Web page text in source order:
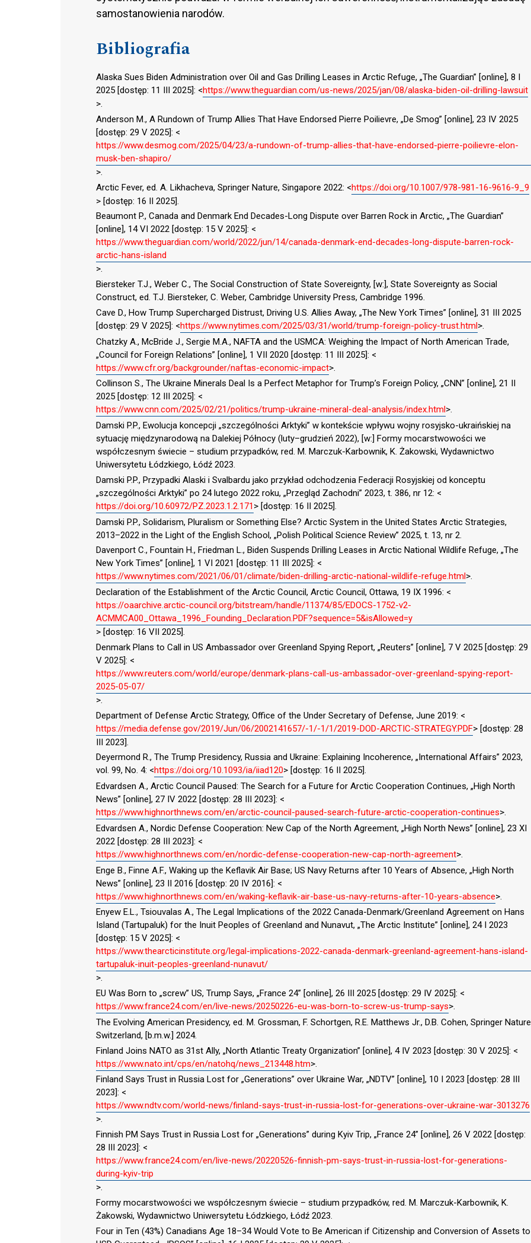
samostanowienia narodów.
Bibliografia
Alaska Sues Biden Administration over Oil and Gas Drilling Leases in Arctic Refuge, „The Guardian” [online], 8 I
2025 [dostęp: 11 III 2025]: <https://www.theguardian.com/us-news/2025/jan/08/alaska-biden-oil-drilling-lawsuit
>.
Anderson M., A Rundown of Trump Allies That Have Endorsed Pierre Poilievre, „De Smog” [online], 23 IV 2025
[dostęp: 29 V 2025]: <
https://www.desmog.com/2025/04/23/a-rundown-of-trump-allies-that-have-endorsed-pierre-poilievre-elon-
musk-ben-shapiro/
>.
Arctic Fever, ed. A. Likhacheva, Springer Nature, Singapore 2022: <https://doi.org/10.1007/978-981-16-9616-9_9
> [dostęp: 16 II 2025].
Beaumont P., Canada and Denmark End Decades-Long Dispute over Barren Rock in Arctic, „The Guardian”
[online], 14 VI 2022 [dostęp: 15 V 2025]: <
https://www.theguardian.com/world/2022/jun/14/canada-denmark-end-decades-long-dispute-barren-rock-
arctic-hans-island
>.
Biersteker T.J., Weber C., The Social Construction of State Sovereignty, [w:], State Sovereignty as Social
Construct, ed. T.J. Biersteker, C. Weber, Cambridge University Press, Cambridge 1996.
Cave D., How Trump Supercharged Distrust, Driving U.S. Allies Away, „The New York Times” [online], 31 III 2025
[dostęp: 29 V 2025]: <https://www.nytimes.com/2025/03/31/world/trump-foreign-policy-trust.html>.
Chatzky A., McBride J., Sergie M.A., NAFTA and the USMCA: Weighing the Impact of North American Trade,
„Council for Foreign Relations” [online], 1 VII 2020 [dostęp: 11 III 2025]: <
https://www.cfr.org/backgrounder/naftas-economic-impact>.
Collinson S., The Ukraine Minerals Deal Is a Perfect Metaphor for Trump’s Foreign Policy, „CNN” [online], 21 II
2025 [dostęp: 12 III 2025]: <
https://www.cnn.com/2025/02/21/politics/trump-ukraine-mineral-deal-analysis/index.html >.
Damski P.P., Ewolucja koncepcji „szczególności Arktyki” w kontekście wpływu wojny rosyjsko-ukraińskiej na
sytuację międzynarodową na Dalekiej Północy (luty–grudzień 2022), [w:] Formy mocarstwowości we
współczesnym świecie – studium przypadków, red. M. Marczuk-Karbownik, K. Żakowski, Wydawnictwo
Uniwersytetu Łódzkiego, Łódź 2023.
Damski P.P., Przypadki Alaski i Svalbardu jako przykład odchodzenia Federacji Rosyjskiej od konceptu
„szczególności Arktyki” po 24 lutego 2022 roku, „Przegląd Zachodni” 2023, t. 386, nr 12: <
https://doi.org/10.60972/PZ.2023.1.2.171> [dostęp: 16 II 2025].
Damski P.P., Solidarism, Pluralism or Something Else? Arctic System in the United States Arctic Strategies,
2013–2022 in the Light of the English School, „Polish Political Science Review” 2025, t. 13, nr 2.
Davenport C., Fountain H., Friedman L., Biden Suspends Drilling Leases in Arctic National Wildlife Refuge, „The
New York Times” [online], 1 VI 2021 [dostęp: 11 III 2025]: <
https://www.nytimes.com/2021/06/01/climate/biden-drilling-arctic-national-wildlife-refuge.html >.
Declaration of the Establishment of the Arctic Council, Arctic Council, Ottawa, 19 IX 1996: <
https://oaarchive.arctic-council.org/bitstream/handle/11374/85/EDOCS-1752-v2-
ACMMCA00_Ottawa_1996_Founding_Declaration.PDF?sequence=5&isAllowed=y
> [dostęp: 16 VII 2025].
Denmark Plans to Call in US Ambassador over Greenland Spying Report, „Reuters” [online], 7 V 2025 [dostęp: 29
V 2025]: <
https://www.reuters.com/world/europe/denmark-plans-call-us-ambassador-over-greenland-spying-report-
2025-05-07/
>.
Department of Defense Arctic Strategy, Office of the Under Secretary of Defense, June 2019: <
https://media.defense.gov/2019/Jun/06/2002141657/-1/-1/1/2019-DOD-ARCTIC-STRATEGY.PDF> [dostęp: 28
III 2023].
Deyermond R., The Trump Presidency, Russia and Ukraine: Explaining Incoherence, „International Affairs” 2023,
vol. 99, No. 4: <https://doi.org/10.1093/ia/iiad120> [dostęp: 16 II 2025].
Edvardsen A., Arctic Council Paused: The Search for a Future for Arctic Cooperation Continues, „High North
News” [online], 27 IV 2022 [dostęp: 28 III 2023]: <
https://www.highnorthnews.com/en/arctic-council-paused-search-future-arctic-cooperation-continues>.
Edvardsen A., Nordic Defense Cooperation: New Cap of the North Agreement, „High North News” [online], 23 XI
2022 [dostęp: 28 III 2023]: <
https://www.highnorthnews.com/en/nordic-defense-cooperation-new-cap-north-agreement>.
Enge B., Finne A.F., Waking up the Keflavik Air Base; US Navy Returns after 10 Years of Absence, „High North
News” [online], 23 II 2016 [dostęp: 20 IV 2016]: <
https://www.highnorthnews.com/en/waking-keflavik-air-base-us-navy-returns-after-10-years-absence>.
Enyew E.L., Tsiouvalas A., The Legal Implications of the 2022 Canada-Denmark/Greenland Agreement on Hans
Island (Tartupaluk) for the Inuit Peoples of Greenland and Nunavut, „The Arctic Institute” [online], 24 I 2023
[dostęp: 15 V 2025]: <
https://www.thearcticinstitute.org/legal-implications-2022-canada-denmark-greenland-agreement-hans-island-
tartupaluk-inuit-peoples-greenland-nunavut/
>.
EU Was Born to „screw” US, Trump Says, „France 24” [online], 26 III 2025 [dostęp: 29 IV 2025]: <
https://www.france24.com/en/live-news/20250226-eu-was-born-to-screw-us-trump-says>.
The Evolving American Presidency, ed. M. Grossman, F. Schortgen, R.E. Matthews Jr., D.B. Cohen, Springer Nature
Switzerland, [b.m.w.] 2024.
Finland Joins NATO as 31st Ally, „North Atlantic Treaty Organization” [online], 4 IV 2023 [dostęp: 30 V 2025]: <
https://www.nato.int/cps/en/natohq/news_213448.htm>.
Finland Says Trust in Russia Lost for „Generations” over Ukraine War, „NDTV” [online], 10 I 2023 [dostęp: 28 III
2023]: <
https://www.ndtv.com/world-news/finland-says-trust-in-russia-lost-for-generations-over-ukraine-war-3013276
>.
Finnish PM Says Trust in Russia Lost for „Generations” during Kyiv Trip, „France 24” [online], 26 V 2022 [dostęp:
28 III 2023]: <
https://www.france24.com/en/live-news/20220526-finnish-pm-says-trust-in-russia-lost-for-generations-
during-kyiv-trip
>.
Formy mocarstwowości we współczesnym świecie – studium przypadków, red. M. Marczuk-Karbownik, K.
Żakowski, Wydawnictwo Uniwersytetu Łódzkiego, Łódź 2023.
Four in Ten (43%) Canadians Age 18–34 Would Vote to Be American if Citizenship and Conversion of Assets to